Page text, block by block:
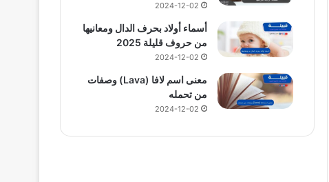
2024-12-02
أسماء أولاد بحرف الدال ومعانيها
من حروف قليلة 2025
2024-12-02
معنى اسم لافا (Lava) وصفات
من تحمله
2024-12-02